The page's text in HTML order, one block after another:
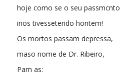
hoje como se o seu passmcnto
inos tivesseterido hontem!
Os mortos passam depressa,
maso nome de Dr. Ribeiro,
Pam as: